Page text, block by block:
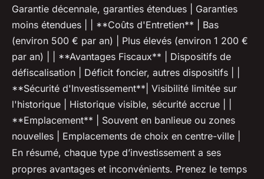
Garantie décennale, garanties étendues | Garanties
moins étendues | | **Coûts d'Entretien** | Bas
(environ 500 € par an) | Plus élevés (environ 1 200 €
par an) | | **Avantages Fiscaux** | Dispositifs de
défiscalisation | Déficit foncier, autres dispositifs | |
**Sécurité d'Investissement**| Visibilité limitée sur
l'historique | Historique visible, sécurité accrue | |
**Emplacement** | Souvent en banlieue ou zones
nouvelles | Emplacements de choix en centre-ville |
En résumé, chaque type d’investissement a ses
propres avantages et inconvénients. Prenez le temps